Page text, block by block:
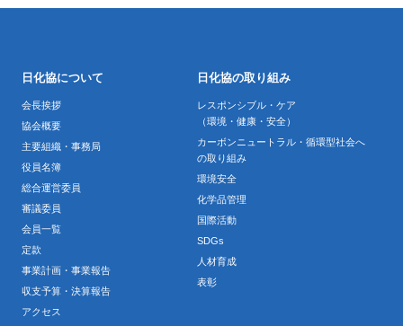
日化協について
会長挨拶
協会概要
主要組織・事務局
役員名簿
総合運営委員
審議委員
会員一覧
定款
事業計画・事業報告
収支予算・決算報告
アクセス
日化協の取り組み
レスポンシブル・ケア
（環境・健康・安全）
カーボンニュートラル・循環型社会へ
の取り組み
環境安全
化学品管理
国際活動
SDGs
人材育成
表彰